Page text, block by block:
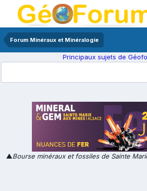
Forum Minéraux et Minéralogie
Principaux sujets de
▲Bourse minéraux et fossiles de Sainte